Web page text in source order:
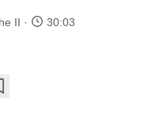
II 30:03